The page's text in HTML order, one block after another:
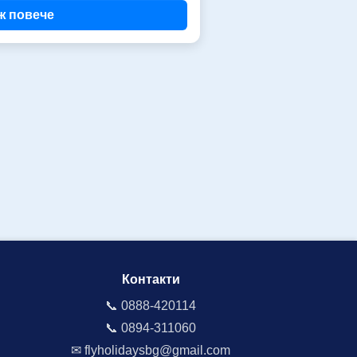
повече
Контакти
📞 0888-420114
📞 0894-311060
✉ flyholidaysbg@gmail.com